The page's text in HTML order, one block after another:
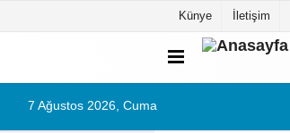
Künye İletişim
7 Ağustos 2026, Cuma